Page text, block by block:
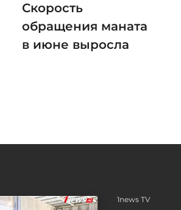
Скорость
обращения маната
в июне выросла
1news TV